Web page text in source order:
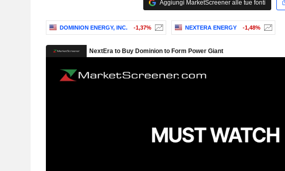
Aggiungi MarketScreener alle tue fonti
DOMINION ENERGY, INC. -1,37% NEXTERA ENERGY -1,48%